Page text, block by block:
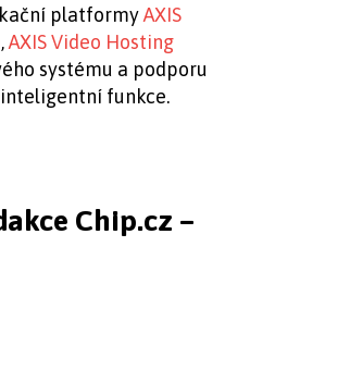
platformyAXIS
,AXIS Video Hosting
systému a podporu
funkce.
Chip.cz –